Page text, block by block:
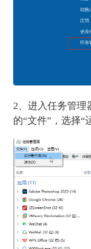
2、进入任务管理
的“文件”，选择“